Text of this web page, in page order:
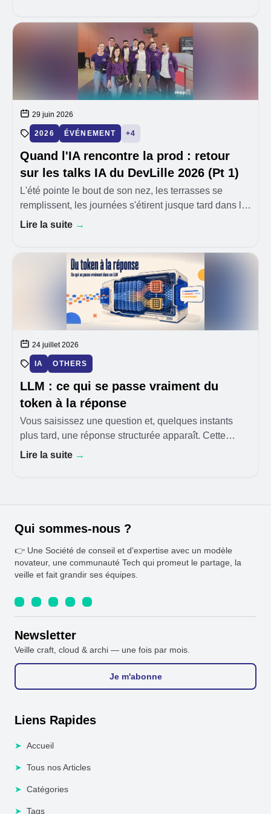
29 juin 2026
2026 ÉVÉNEMENT +4
Quand l'IA rencontre la prod : retour
sur les talks IA du DevLille 2026 (Pt 1)
L'été pointe le bout de son nez, les terrasses se
remplissent, les journées s'étirent jusque tard dans la
soirée, et le DevLille fait son retour pour une nouvelle
Lire la suite →
24 juillet 2026
IA OTHERS
LLM : ce qui se passe vraiment du
token à la réponse
Vous saisissez une question et, quelques instants
plus tard, une réponse structurée apparaît. Cette
fluidité donne l’impression que le modèle a compris la
Lire la suite →
Qui sommes-nous ?
👉 Une Société de conseil et d'expertise avec un modèle
novateur, une communauté Tech qui promeut le partage, la
veille et fait grandir ses équipes.
Newsletter
Veille craft, cloud & archi — une fois par mois.
Je m'abonne
Liens Rapides
➤ Accueil
➤ Tous nos Articles
➤ Catégories
➤ Tags